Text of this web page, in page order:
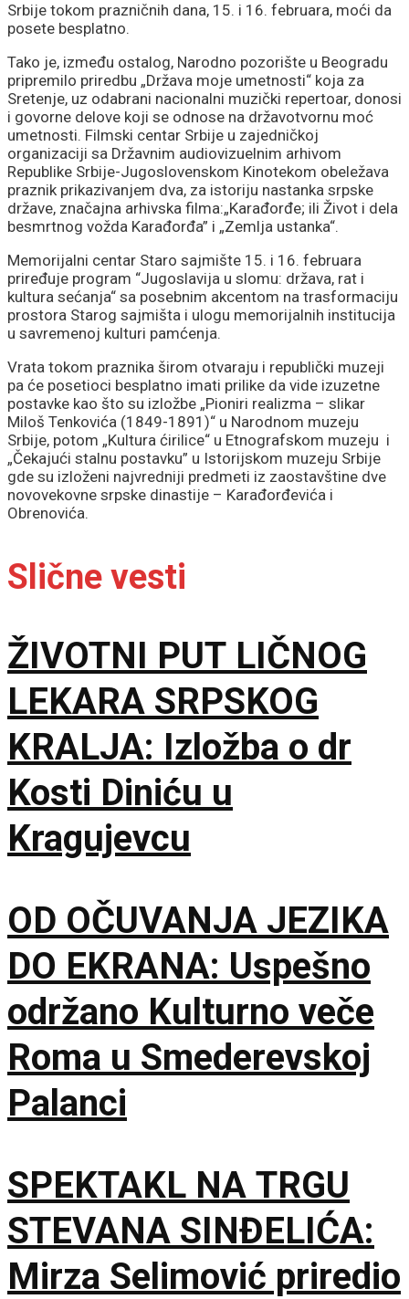
Srbije tokom prazničnih dana, 15. i 16. februara, moći da
posete besplatno.
Tako je, između ostalog, Narodno pozorište u Beogradu
pripremilo priredbu „Država moje umetnosti“ koja za
Sretenje, uz odabrani nacionalni muzički repertoar, donosi
i govorne delove koji se odnose na državotvornu moć
umetnosti. Filmski centar Srbije u zajedničkoj
organizaciji sa Državnim audiovizuelnim arhivom
Republike Srbije-Jugoslovenskom Kinotekom obeležava
praznik prikazivanjem dva, za istoriju nastanka srpske
države, značajna arhivska filma:„Karađorđe; ili Život i dela
besmrtnog vožda Karađorđa” i „Zemlja ustanka“.
Memorijalni centar Staro sajmište 15. i 16. februara
priređuje program “Jugoslavija u slomu: država, rat i
kultura sećanja“ sa posebnim akcentom na trasformaciju
prostora Starog sajmišta i ulogu memorijalnih institucija
u savremenoj kulturi pamćenja.
Vrata tokom praznika širom otvaraju i republički muzeji
pa će posetioci besplatno imati prilike da vide izuzetne
postavke kao što su izložbe „Pioniri realizma – slikar
Miloš Tenkovića (1849-1891)“ u Narodnom muzeju
Srbije, potom „Kultura ćirilice“ u Etnografskom muzeju i
„Čekajući stalnu postavku” u Istorijskom muzeju Srbije
gde su izloženi najvredniji predmeti iz zaostavštine dve
novovekovne srpske dinastije – Karađorđevića i
Obrenovića.
Slične vesti
ŽIVOTNI PUT LIČNOG
LEKARA SRPSKOG
KRALJA: Izložba o dr
Kosti Diniću u
Kragujevcu
OD OČUVANJA JEZIKA
DO EKRANA: Uspešno
održano Kulturno veče
Roma u Smederevskoj
Palanci
SPEKTAKL NA TRGU
STEVANA SINĐELIĆA:
Mirza Selimović priredio